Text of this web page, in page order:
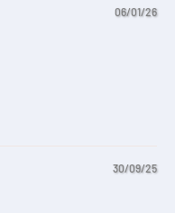
06/01/26
30/09/25